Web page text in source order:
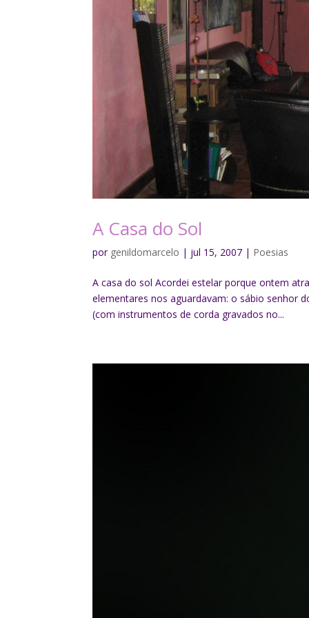
A Casa do Sol
por genildomarcelo | jul 15, 2007 | Poesias
A casa do sol Acordei estelar porque ontem
elementares nos aguardavam: o sábio senhor
(com instrumentos de corda gravados no...